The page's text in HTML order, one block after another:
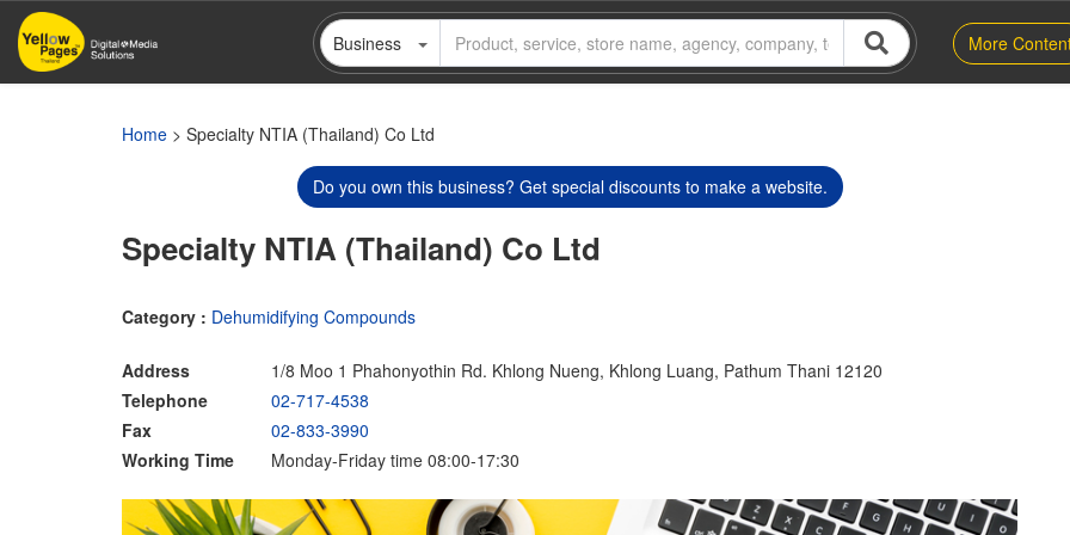
Skip
main
Business More
Home > Specialty NTIA (Thailand) Co Ltd
Do you own this business? Get special discounts to make a website.
Specialty NTIA (Thailand) Co Ltd
Category : Dehumidifying Compounds
Address
1/8 Moo 1 Phahonyothin Rd. Khlong Nueng, Khlong Luang, Pathum Thani 12120
Telephone
02-717-4538
Fax
02-833-3990
Working Time
Monday-Friday time 08:00-17:30